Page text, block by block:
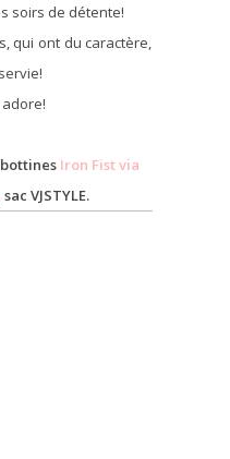
soirs de détente!
qui ont du caractère,
adore!
Iron Fist via
sac VJSTYLE.